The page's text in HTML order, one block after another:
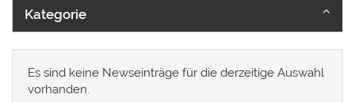
Kategorie
Es sind keine Newseinträge für die derzeitige Auswahl
vorhanden.